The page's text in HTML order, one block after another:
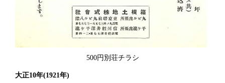
500円別荘チラシ
大正10年(1921年)